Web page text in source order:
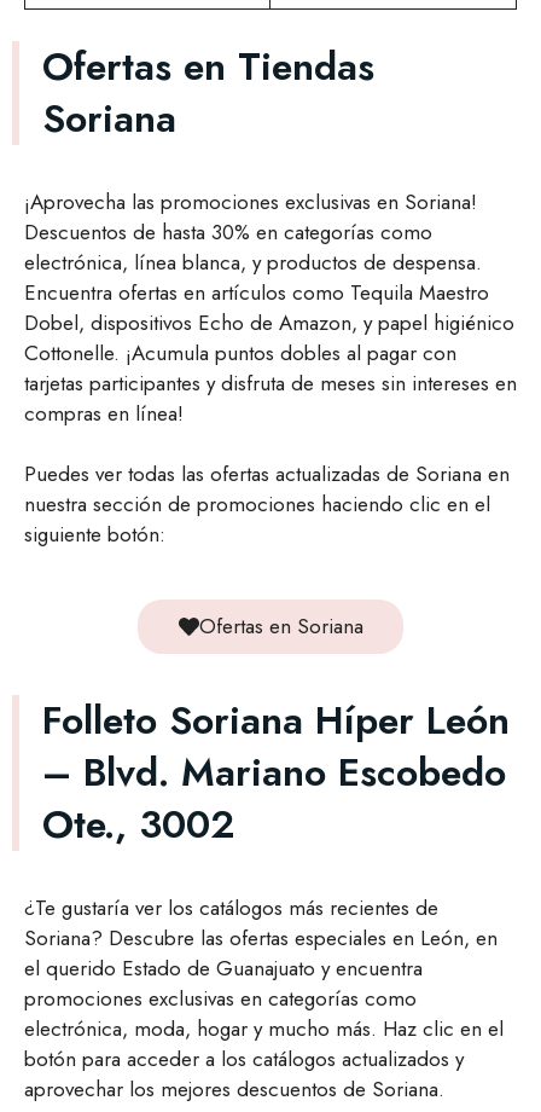
Ofertas en Tiendas
Soriana
¡Aprovecha las promociones exclusivas en Soriana!
Descuentos de hasta 30% en categorías como
electrónica, línea blanca, y productos de despensa.
Encuentra ofertas en artículos como Tequila Maestro
Dobel, dispositivos Echo de Amazon, y papel higiénico
Cottonelle. ¡Acumula puntos dobles al pagar con
tarjetas participantes y disfruta de meses sin intereses en
compras en línea!
Puedes ver todas las ofertas actualizadas de Soriana en
nuestra sección de promociones haciendo clic en el
siguiente botón:
Ofertas en Soriana
Folleto Soriana Híper León
– Blvd. Mariano Escobedo
Ote., 3002
¿Te gustaría ver los catálogos más recientes de
Soriana? Descubre las ofertas especiales en León, en
el querido Estado de Guanajuato y encuentra
promociones exclusivas en categorías como
electrónica, moda, hogar y mucho más. Haz clic en el
botón para acceder a los catálogos actualizados y
aprovechar los mejores descuentos de Soriana.